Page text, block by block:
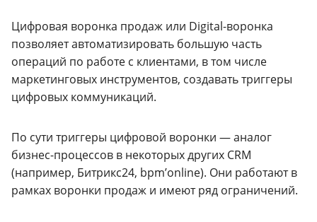
Цифровая воронка продаж или Digital-воронка
позволяет автоматизировать большую часть
операций по работе с клиентами, в том числе
маркетинговых инструментов, создавать триггеры
цифровых коммуникаций.
По сути триггеры цифровой воронки — аналог
бизнес-процессов в некоторых других CRM
(например, Битрикс24, bpm’online). Они работают в
рамках воронки продаж и имеют ряд ограничений.